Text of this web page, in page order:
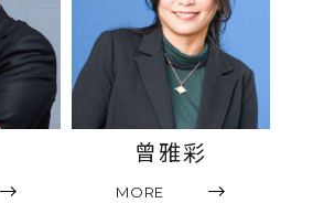
曾雅彩
MORE